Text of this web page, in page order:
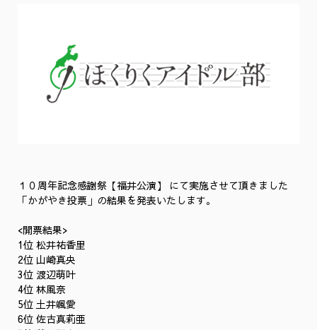
１０周年記念感謝祭【福井公演】 にて実施させて頂きました
「かがやき投票」の結果を発表いたします。
<開票結果>
1位 松井祐香里
2位 山崎真央
3位 渡辺萌叶
4位 林風奈
5位 土井颯愛
6位 佐古真莉亜